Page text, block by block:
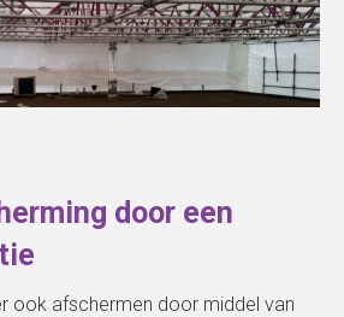
door een
ook afschermen door middel van